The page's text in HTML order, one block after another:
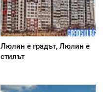
Люлин е градът, Люлин е
стилът